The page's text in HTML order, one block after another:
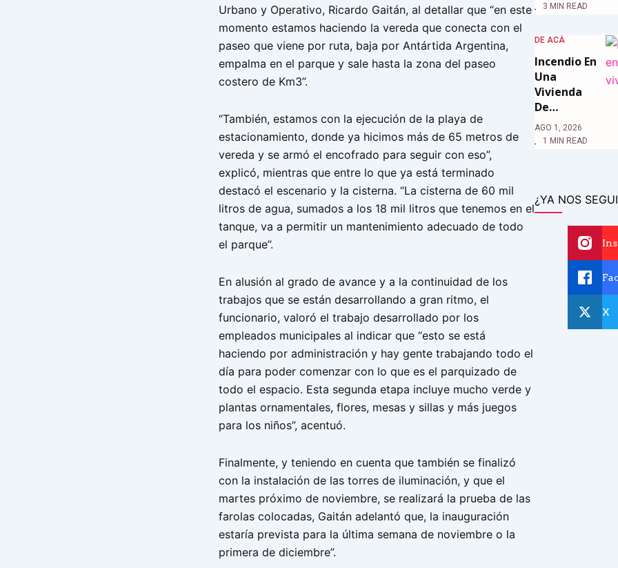
Urbano y Operativo, Ricardo Gaitán, al detallar que “en este
momento estamos haciendo la vereda que conecta con el
paseo que viene por ruta, baja por Antártida Argentina,
empalma en el parque y sale hasta la zona del paseo
costero de Km3”.
“También, estamos con la ejecución de la playa de
estacionamiento, donde ya hicimos más de 65 metros de
vereda y se armó el encofrado para seguir con eso”,
explicó, mientras que entre lo que ya está terminado
destacó el escenario y la cisterna. “La cisterna de 60 mil
litros de agua, sumados a los 18 mil litros que tenemos en el
tanque, va a permitir un mantenimiento adecuado de todo
el parque”.
En alusión al grado de avance y a la continuidad de los
trabajos que se están desarrollando a gran ritmo, el
funcionario, valoró el trabajo desarrollado por los
empleados municipales al indicar que “esto se está
haciendo por administración y hay gente trabajando todo el
día para poder comenzar con lo que es el parquizado de
todo el espacio. Esta segunda etapa incluye mucho verde y
plantas ornamentales, flores, mesas y sillas y más juegos
para los niños”, acentuó.
Finalmente, y teniendo en cuenta que también se finalizó
con la instalación de las torres de iluminación, y que el
martes próximo de noviembre, se realizará la prueba de las
farolas colocadas, Gaitán adelantó que, la inauguración
estaría prevista para la última semana de noviembre o la
primera de diciembre”.
3 MIN READ
DE ACÁ
Incendio En
Una
Vivienda
De…
AGO 1, 2026
1 MIN READ
¿YA NOS
X